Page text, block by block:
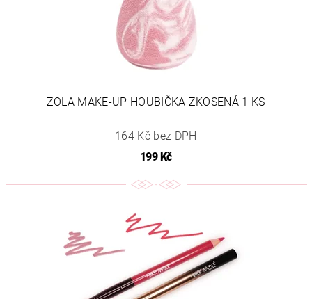
ZOLA MAKE-UP HOUBIČKA ZKOSENÁ 1 KS
164 Kč bez DPH
199 Kč